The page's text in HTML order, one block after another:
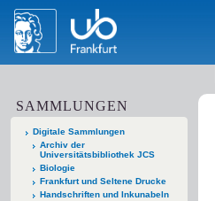
SAMMLUNGEN
Digitale Sammlungen
Archiv der
Universitätsbibliothek JCS
Biologie
Frankfurt und Seltene Drucke
Handschriften und Inkunabeln